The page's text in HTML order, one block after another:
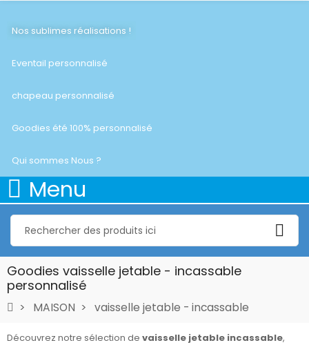
Nos sublimes réalisations !
Eventail personnalisé
chapeau personnalisé
Goodies été 100% personnalisé
Qui sommes Nous ?
Menu
Goodies vaisselle jetable - incassable
personnalisé
MAISON vaisselle jetable - incassable
Découvrez notre sélection de vaisselle jetable incassable,